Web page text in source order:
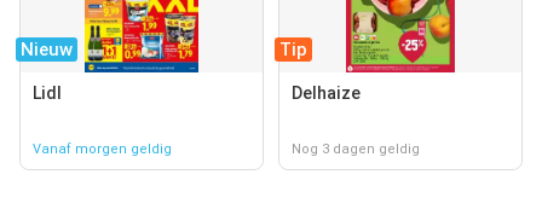
Nieuw
Lidl
Vanaf morgen geldig
Tip
Delhaize
Nog 3 dagen geldig